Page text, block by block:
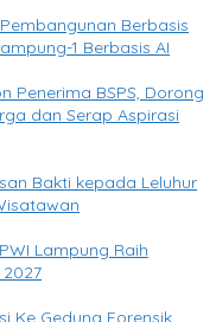
Berbasis
1 Berbasis AI
Penerima BSPS, Dorong
dan Serap Aspirasi
Bakti kepada Leluhur
Lampung Raih
Ke Gedung Forensik